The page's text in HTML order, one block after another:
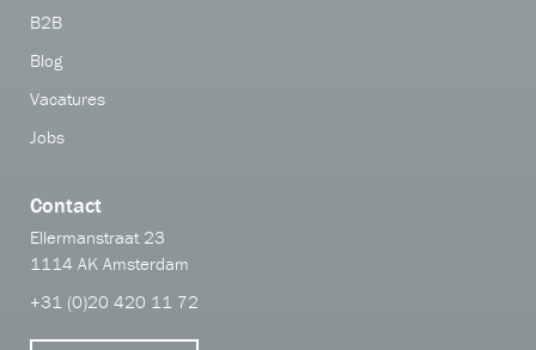
B2B
Blog
Vacatures
Jobs
Contact
Ellermanstraat 23
1114 AK Amsterdam
+31 (0)20 420 11 72